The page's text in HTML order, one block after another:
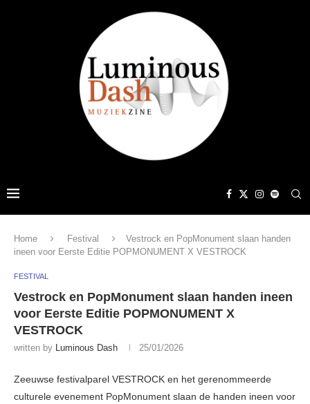
Home Festival
Vestrock en PopMonument slaan handen
ineen voor Eerste Editie POPMONUMENT X VESTROCK
FESTIVAL
Vestrock en PopMonument slaan handen ineen
voor Eerste Editie POPMONUMENT X
VESTROCK
written by Luminous Dash 25/01/2026
Zeeuwse festivalparel VESTROCK en het gerenommeerde
culturele evenement PopMonument slaan de handen ineen voor